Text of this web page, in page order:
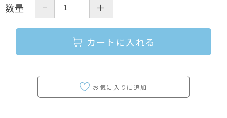
数量 − ＋
カートに入れる